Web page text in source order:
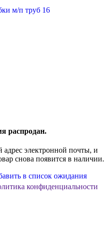
распродан.
адрес электронной почты, и
снова появится в наличии.
в список ожидания
конфиденциальности